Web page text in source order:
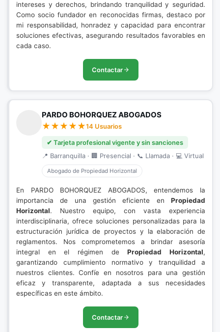
intereses y derechos, brindando tranquilidad y seguridad.
Como socio fundador en reconocidas firmas, destaco por
mi responsabilidad, honradez y capacidad para encontrar
soluciones efectivas, asegurando resultados favorables en
cada caso.
Contactar
PARDO BOHORQUEZ ABOGADOS
14 Usuarios
✔ Tarjeta profesional vigente y sin sanciones
📍 Barranquilla · 🏢 Presencial · 📞 Llamada · 💻 Virtual
Abogado de Propiedad Horizontal
En PARDO BOHORQUEZ ABOGADOS, entendemos la
importancia de una gestión eficiente en Propiedad
Horizontal. Nuestro equipo, con vasta experiencia
interdisciplinaria, ofrece soluciones personalizadas para la
estructuración jurídica de proyectos y la elaboración de
reglamentos. Nos comprometemos a brindar asesoría
integral en el régimen dePropiedad Horizontal,
garantizando cumplimiento normativo y tranquilidad a
nuestros clientes. Confíe en nosotros para una gestión
eficaz y transparente, adaptada a sus necesidades
específicas en este ámbito.
Contactar